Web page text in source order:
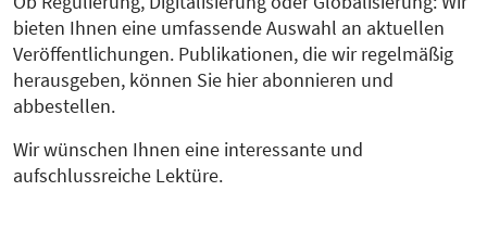
bieten Ihnen eine umfassende Auswahl an aktuellen
Veröffentlichungen. Publikationen, die wir regelmäßig
herausgeben, können Sie hier abonnieren und
abbestellen.
Wir wünschen Ihnen eine interessante und
aufschlussreiche Lektüre.